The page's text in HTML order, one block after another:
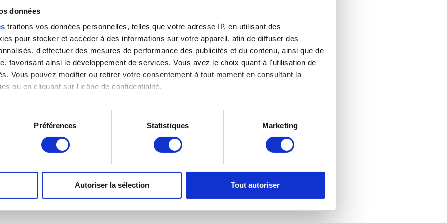
données
traitons vos données personnelles, telles que votre adresse IP, en utilisant des
pour stocker et accéder à des informations sur votre appareil, afin de diffuser des
d'effectuer des mesures de performance des publicités et du contenu, ainsi que de
favorisant ainsi le développement de services. Vous avez le choix quant à l'utilisation de
Vous pouvez modifier ou retirer votre consentement à tout moment en consultant la
ou en cliquant sur l'icône de confidentialité.
également :
sur votre localisation géographique qui peuvent être précises à plusieurs mètres près
de publicité et d'analyse, qui peuvent combiner celles-ci avec d'autres informations que
Préférences Statistiques Marketing
Autoriser la sélection Tout autoriser